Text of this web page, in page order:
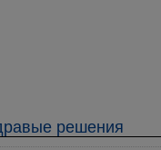
решения